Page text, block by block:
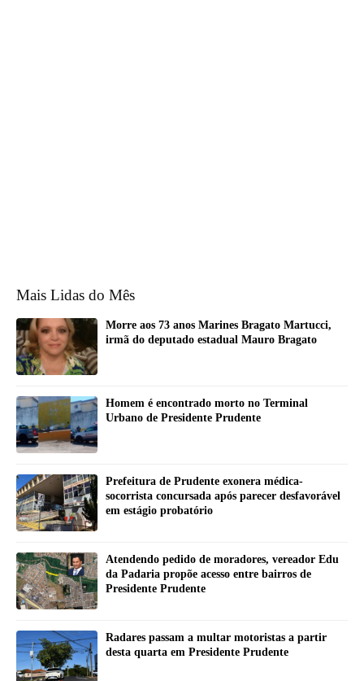
Mais Lidas do Mês
Morre aos 73 anos Marines Bragato Martucci,
irmã do deputado estadual Mauro Bragato
Homem é encontrado morto no Terminal
Urbano de Presidente Prudente
Prefeitura de Prudente exonera médica-
socorrista concursada após parecer desfavorável
em estágio probatório
Atendendo pedido de moradores, vereador Edu
da Padaria propõe acesso entre bairros de
Presidente Prudente
Radares passam a multar motoristas a partir
desta quarta em Presidente Prudente